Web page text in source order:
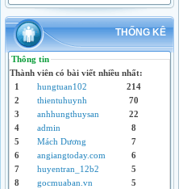
THỐNG KÊ
Thông tin
Thành viên có bài viết nhiều nhất:
1
hungtuan102
214
2
thientuhuynh
70
3
anhhungthuysan
22
4
admin
8
5
Mách Dương
7
6
angiangtoday.com
6
7
huyentran_12b2
5
8
gocmuaban.vn
5